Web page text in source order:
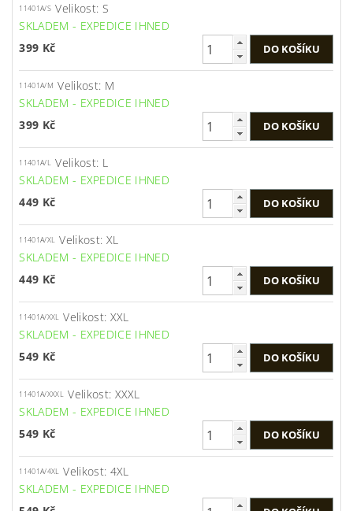
11401A/S Velikost: S
SKLADEM - EXPEDICE IHNED
399 Kč
11401A/M Velikost: M
SKLADEM - EXPEDICE IHNED
399 Kč
11401A/L Velikost: L
SKLADEM - EXPEDICE IHNED
449 Kč
11401A/XL Velikost: XL
SKLADEM - EXPEDICE IHNED
449 Kč
11401A/XXL Velikost: XXL
SKLADEM - EXPEDICE IHNED
549 Kč
11401A/XXXL Velikost: XXXL
SKLADEM - EXPEDICE IHNED
549 Kč
11401A/4XL Velikost: 4XL
SKLADEM - EXPEDICE IHNED